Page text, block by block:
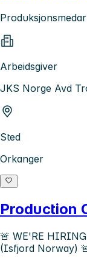
Arbeidsgiver
JKS Norge Avd
Sted
Orkanger
Production
🚨 WE'RE
(Isfjord Norway)